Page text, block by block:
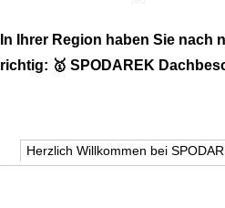
In Ihrer Region haben Sie
richtig: 🥇 SPODAREK
Herzlich Willkommen bei